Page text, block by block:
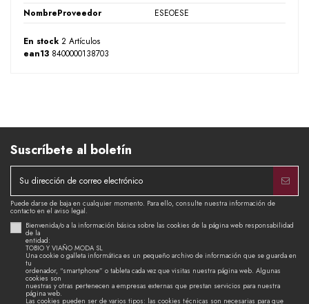
NombreProveedor
ESEOESE
En stock 2 Artículos
ean13 8400000138703
Suscríbete al boletín
Puede darse de baja en cualquier momento. Para ello, consulte nuestra información de
contacto en el aviso legal.
Bienvenida/o a la información básica sobre las cookies de la página web responsabilidad
de la
entidad:
TOBIO Y VIAÑO MODA SL
Una cookie o galleta informática es un pequeño archivo de información que se guarda en
tu
ordenador, “smartphone” o tableta cada vez que visitas nuestra página web. Algunas
cookies son
nuestras y otras pertenecen a empresas externas que prestan servicios para nuestra
página web.
Las cookies pueden ser de varios tipos: las cookies técnicas son necesarias para que